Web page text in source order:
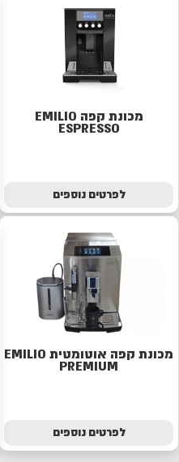
מכונת קפה EMILIO
ESPRESSO
לפרטים נוספים
מכונת קפה אוטומטית EMILIO
PREMIUM
לפרטים נוספים